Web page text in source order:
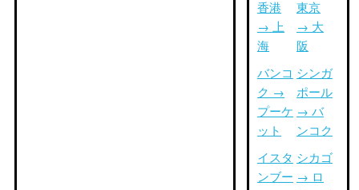
香港
→ 上
海
バンコ
ク →
プーケ
ット
イスタ
ンブー
東京
→ 大
阪
シンガ
ポール
→ バ
ンコク
シカゴ
→ ロ